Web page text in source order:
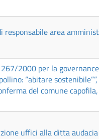
area
2000 per la
“abitare
del comune
uffici alla ditta